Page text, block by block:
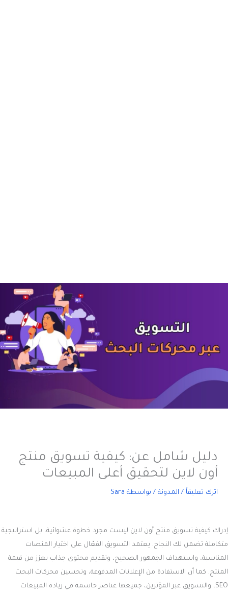
دليل شامل عن: كيفية تسويق منتج
أون لاين لتحقيق أعلى المبيعات
اترك تعليقاً / المدونة / بواسطة Sara
إدراك كيفية تسويق منتج أون لاين ليست مجرد خطوة عشوائية، بل استراتيجية
متكاملة تضمن لك النجاح. يعتمد التسويق الفعّال على اختيار المنصات
المناسبة، واستهداف الجمهور الصحيح، وتقديم محتوى جذاب يعزز من قيمة
المنتج. كما أن الاستفادة من الإعلانات المدفوعة، وتحسين محركات البحث
SEO، والتسويق عبر المؤثرين، جميعها عناصر حاسمة في زيادة المبيعات